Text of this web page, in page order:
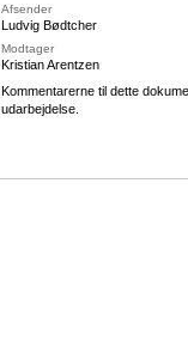
Afsender
Ludvig Bødtcher
Modtager
Kristian Arentzen
Kommentarerne til dette
udarbejdelse.